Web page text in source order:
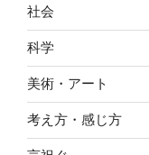
社会
科学
美術・アート
考え方・感じ方